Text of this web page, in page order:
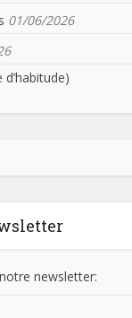
01/06/2026
newsletter: